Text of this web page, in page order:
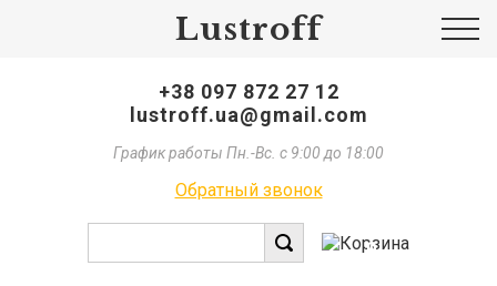
Lustroff
+38 097 872 27 12
lustroff.ua@gmail.com
График работы Пн.-Вс. с 9:00 до 18:00
Обратный звонок
0